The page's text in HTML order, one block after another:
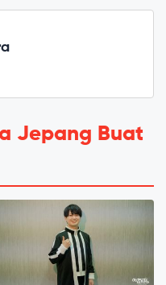
Jepang Buat